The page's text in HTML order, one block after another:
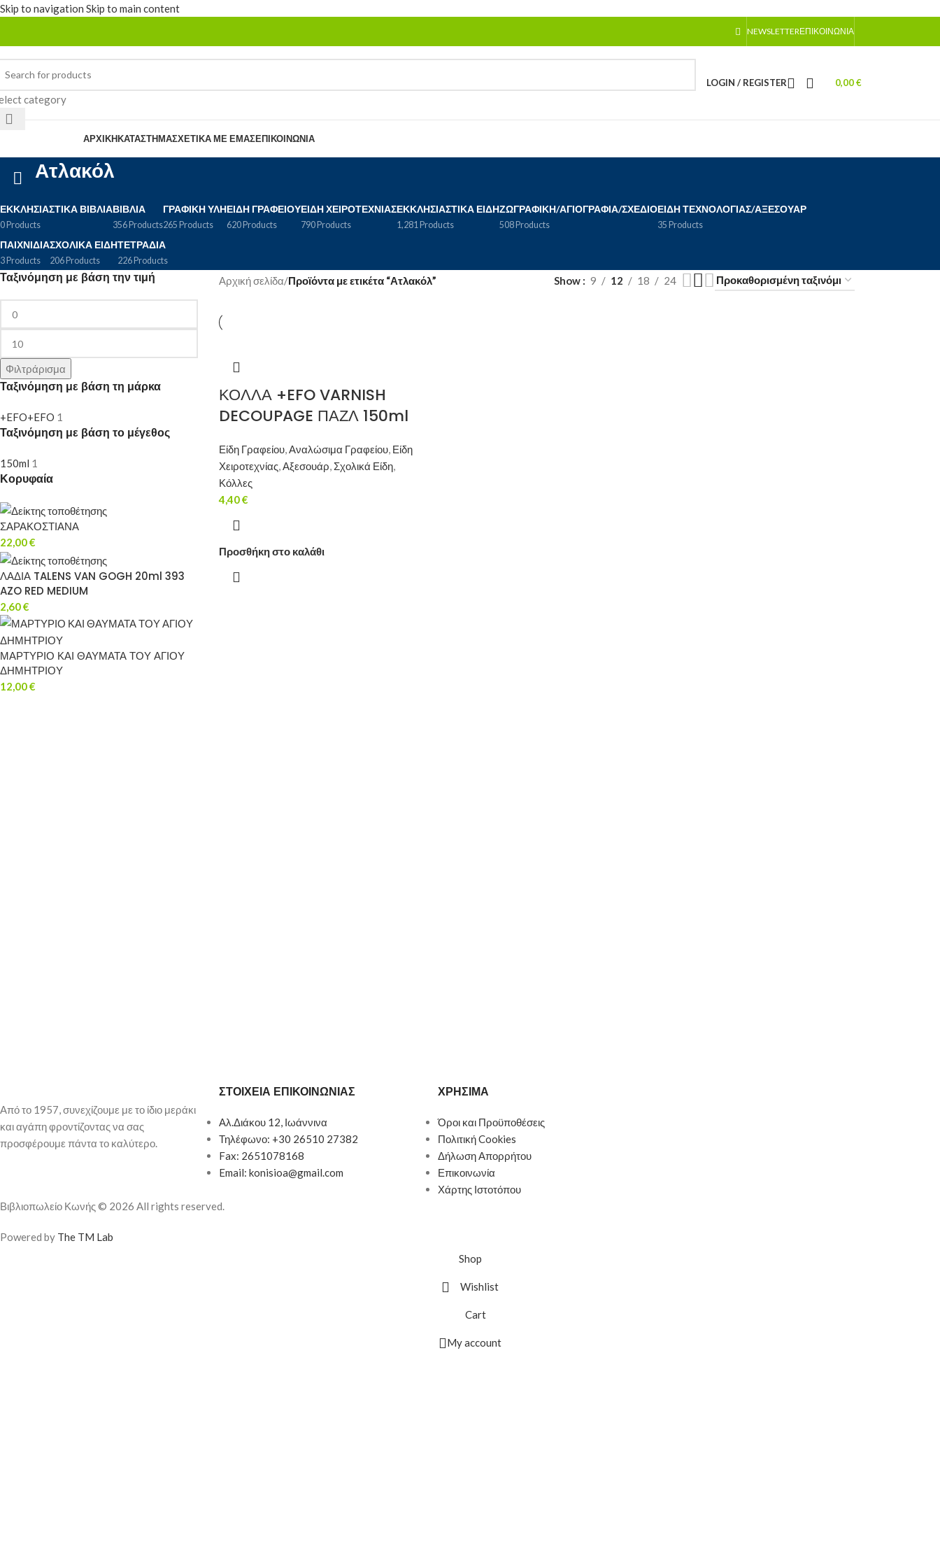
Skip to navigation Skip to main content
NEWSLETTERΕΠΙΚΟΙΝΩΝΊΑ
category
LOGIN / REGISTER 0,00€
ΑΡΧΙΚΉΚΑΤΆΣΤΗΜΑΣΧΕΤΙΚΆ ΜΕ ΕΜΆΣΕΠΙΚΟΙΝΩΝΊΑ
Ατλακόλ
ΕΚΚΛΗΣΙΑΣΤΙΚΆ ΒΙΒΛΊΑ
0 Products
ΒΙΒΛΊΑ
356 Products
ΓΡΑΦΙΚΉ ΎΛΗ
265 Products
ΕΊΔΗ ΓΡΑΦΕΊΟΥ
620 Products
ΕΊΔΗ ΧΕΙΡΟΤΕΧΝΊΑΣ
790 Products
ΕΚΚΛΗΣΙΑΣΤΙΚΆ ΕΊΔΗ
1,281 Products
ΖΩΓΡΑΦΙΚΉ/ΑΓΙΟΓΡΑΦΊΑ/ΣΧΈΔΙΟ
508 Products
ΕΊΔΗ ΤΕΧΝΟΛΟΓΊΑΣ/ΑΞΕΣΟΥΆΡ
35 Products
ΠΑΙΧΝΊΔΙΑ
3 Products
ΣΧΟΛΙΚΆ ΕΊΔΗ
206 Products
ΤΕΤΡΆΔΙΑ
226 Products
Ταξινόμηση με βάση την τιμή
Φιλτράρισμα
Ταξινόμηση με βάση τη μάρκα
+EFO+EFO 1
Ταξινόμηση με βάση το μέγεθος
150ml 1
Κορυφαία
ΣΑΡΑΚΟΣΤΙΑΝΑ
22,00€
ΛΑΔΙΑ TALENS VAN GOGH 20ml 393
AZO RED MEDIUM
2,60€
ΜΑΡΤΥΡΙΟ ΚΑΙ ΘΑΥΜΑΤΑ ΤΟΥ ΑΓΙΟΥ
ΔΗΜΗΤΡΙΟΥ
12,00€
Αρχική σελίδα/Προϊόντα με ετικέτα “Ατλακόλ” Show 9 12 18 24
ΚΟΛΛΑ +EFO VARNISH
DECOUPAGE ΠΑΖΛ 150ml
Είδη Γραφείου,Αναλώσιμα Γραφείου, Είδη
Χειροτεχνίας,Αξεσουάρ, Σχολικά Είδη,
Κόλλες
4,40€
Προσθήκη στο καλάθι
Από το 1957, συνεχίζουμε με το ίδιο μεράκι
και αγάπη φροντίζοντας να σας
προσφέρουμε πάντα το καλύτερο.
ΣΤΟΙΧΕΙΑ ΕΠΙΚΟΙΝΩΝΙΑΣ
Αλ.Διάκου 12, Ιωάννινα
Τηλέφωνο: +30 26510 27382
Fax: 2651078168
Email: konisioa@gmail.com
ΧΡΗΣΙΜΑ
Όροι και Προϋποθέσεις
Πολιτική Cookies
Δήλωση Απορρήτου
Επικοινωνία
Χάρτης Ιστοτόπου
Βιβλιοπωλείο Κωνής © 2026 All rights reserved.
Powered by The TM Lab
Shop
Wishlist
Cart
My account